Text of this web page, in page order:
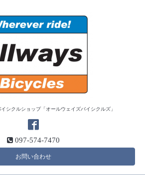
シクルショップ「オールウェイズバイシクルズ」
097-574-7470
お問い合わせ